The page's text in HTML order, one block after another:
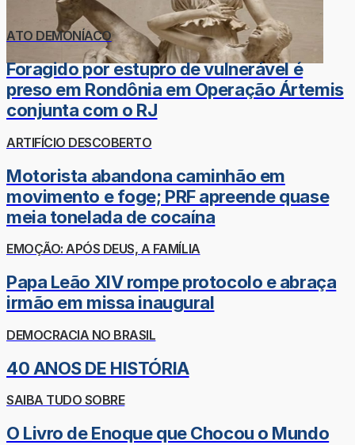
ATO DEMONÍACO
Foragido por estupro de vulnerável é
preso em Rondônia em Operação Ártemis
conjunta com o RJ
ARTIFÍCIO DESCOBERTO
Motorista abandona caminhão em
movimento e foge; PRF apreende quase
meia tonelada de cocaína
EMOÇÃO: APÓS DEUS, A FAMÍLIA
Papa Leão XIV rompe protocolo e abraça
irmão em missa inaugural
DEMOCRACIA NO BRASIL
40 ANOS DE HISTÓRIA
SAIBA TUDO SOBRE
O Livro de Enoque que Chocou o Mundo